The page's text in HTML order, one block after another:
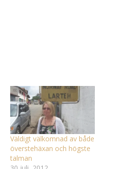
Väldigt välkomnad av både
överstehäxan och högste
talman